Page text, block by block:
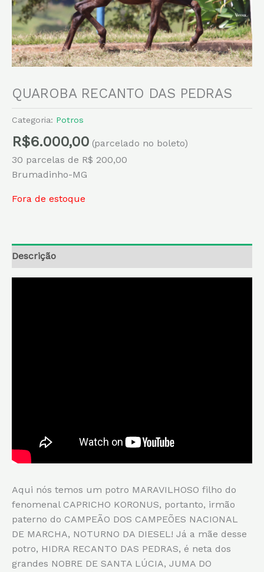
QUAROBA RECANTO DAS PEDRAS
Categoria: Potros
R$6.000,00 (parcelado no boleto)
30 parcelas de R$ 200,00
Brumadinho-MG
Fora de estoque
Descrição
Aqui nós temos um potro MARAVILHOSO filho do
fenomenal CAPRICHO KORONUS, portanto, irmão
paterno do CAMPEÃO DOS CAMPEÕES NACIONAL
DE MARCHA, NOTURNO DA DIESEL! Já a mãe desse
potro, HIDRA RECANTO DAS PEDRAS, é neta dos
grandes NOBRE DE SANTA LÚCIA, JUMA DO